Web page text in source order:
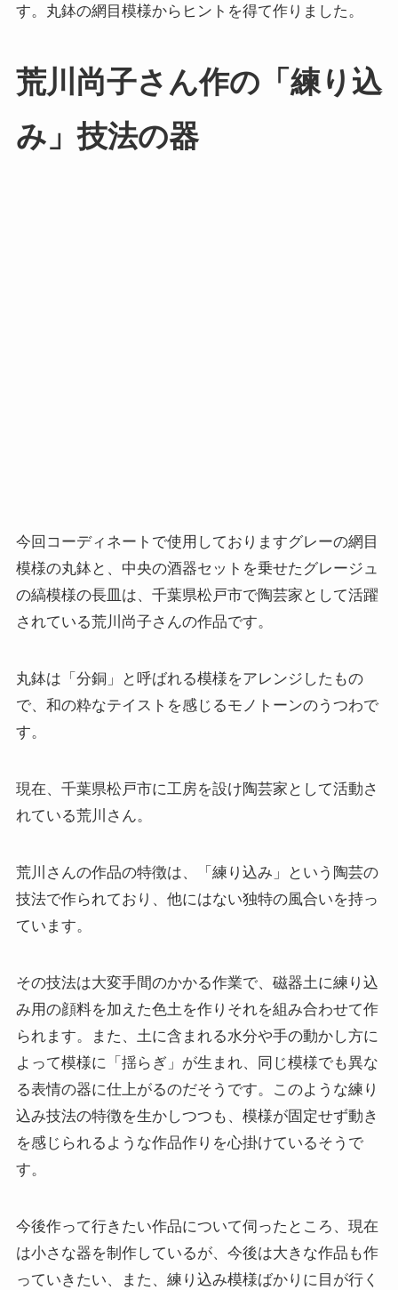
す。丸鉢の網目模様からヒントを得て作りました。
荒川尚子さん作の「練り込
み」技法の器
今回コーディネートで使用しておりますグレーの網目
模様の丸鉢と、中央の酒器セットを乗せたグレージュ
の縞模様の長皿は、千葉県松戸市で陶芸家として活躍
されている荒川尚子さんの作品です。
丸鉢は「分銅」と呼ばれる模様をアレンジしたもの
で、和の粋なテイストを感じるモノトーンのうつわで
す。
現在、千葉県松戸市に工房を設け陶芸家として活動さ
れている荒川さん。
荒川さんの作品の特徴は、「練り込み」という陶芸の
技法で作られており、他にはない独特の風合いを持っ
ています。
その技法は大変手間のかかる作業で、磁器土に練り込
み用の顔料を加えた色土を作りそれを組み合わせて作
られます。また、土に含まれる水分や手の動かし方に
よって模様に「揺らぎ」が生まれ、同じ模様でも異な
る表情の器に仕上がるのだそうです。このような練り
込み技法の特徴を生かしつつも、模様が固定せず動き
を感じられるような作品作りを心掛けているそうで
す。
今後作って行きたい作品について伺ったところ、現在
は小さな器を制作しているが、今後は大きな作品も作
っていきたい、また、練り込み模様ばかりに目が行く